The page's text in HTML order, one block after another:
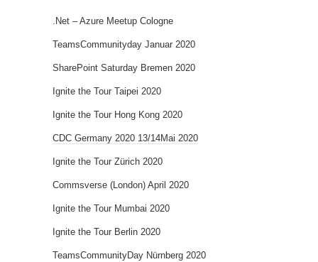
.Net – Azure Meetup Cologne
TeamsCommunityday Januar 2020
SharePoint Saturday Bremen 2020
Ignite the Tour Taipei 2020
Ignite the Tour Hong Kong 2020
CDC Germany 2020 13/14Mai 2020
Ignite the Tour Zürich 2020
Commsverse (London) April 2020
Ignite the Tour Mumbai 2020
Ignite the Tour Berlin 2020
TeamsCommunityDay Nürnberg 2020